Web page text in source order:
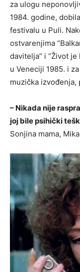
za ulogu
1984. godine,
festivalu u Puli.
ostvarenjima
davitelja” i “Život
u Veneciji 1985. i
muzička izvođenja,
– Nikada nije
joj bile psihički
Sonjina mama,